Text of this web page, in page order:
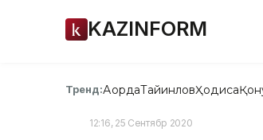
KAZINFORM
Тренд:АқордаТайинловҲодиса
12:16, 25 Сентябр 2020